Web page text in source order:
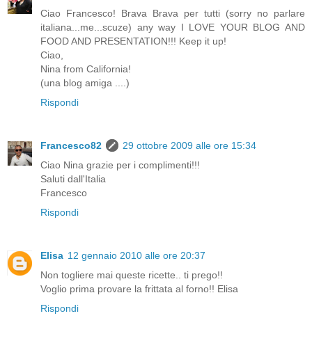
Ciao Francesco! Brava Brava per tutti (sorry no parlare
italiana...me...scuze) any way I LOVE YOUR BLOG AND
FOOD AND PRESENTATION!!! Keep it up!
Ciao,
Nina from California!
(una blog amiga ....)
Rispondi
Francesco82
29 ottobre 2009 alle ore 15:34
Ciao Nina grazie per i complimenti!!!
Saluti dall'Italia
Francesco
Rispondi
Elisa 12 gennaio 2010 alle ore 20:37
Non togliere mai queste ricette.. ti prego!!
Voglio prima provare la frittata al forno!! Elisa
Rispondi